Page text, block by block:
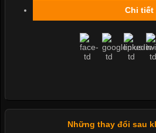
Chi tiết
Những thay đổi sau